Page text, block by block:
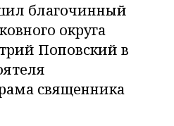
благочинный
округа
Поповский в
священника